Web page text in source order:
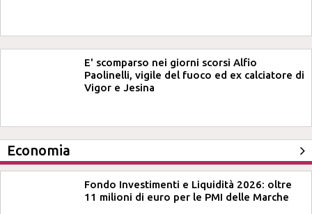
E' scomparso nei giorni scorsi Alfio
Paolinelli, vigile del fuoco ed ex calciatore di
Vigor e Jesina
Economia
Fondo Investimenti e Liquidità 2026: oltre
11 milioni di euro per le PMI delle Marche